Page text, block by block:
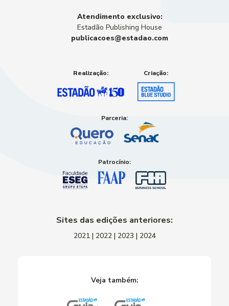
Atendimento exclusivo:
Estadão Publishing House
publicacoes@estadao.com
Realização: Criação:
Parceria:
Patrocínio:
Sites das edições anteriores:
2021| 2022| 2023 | 2024
Veja também: